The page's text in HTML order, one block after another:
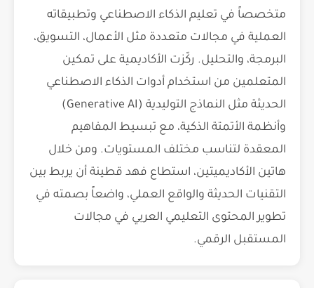
متخصصاً في تعليم الذكاء الاصطناعي وتطبيقاته
العملية في مجالات متعددة مثل الأعمال، التسويق،
البرمجة، والتحليل. ركّزت الأكاديمية على تمكين
المتعلمين من استخدام أدوات الذكاء الاصطناعي
الحديثة مثل النماذج التوليدية (Generative AI)
وأنظمة الأتمتة الذكية، مع تبسيط المفاهيم
المعقدة لتناسب مختلف المستويات. ومن خلال
هاتين الأكاديميتين، استطاع فهد قطينة أن يربط بين
التقنيات الحديثة والواقع العملي، واضعاً بصمته في
تطوير المحتوى التعليمي العربي في مجالات
المستقبل الرقمي.